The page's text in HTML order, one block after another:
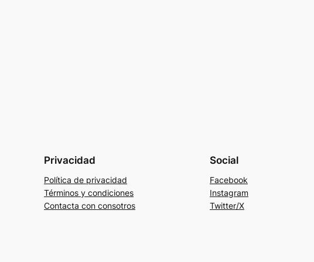
Privacidad
Política de privacidad
Términos y condiciones
Contacta con consotros
Social
Facebook
Instagram
Twitter/X